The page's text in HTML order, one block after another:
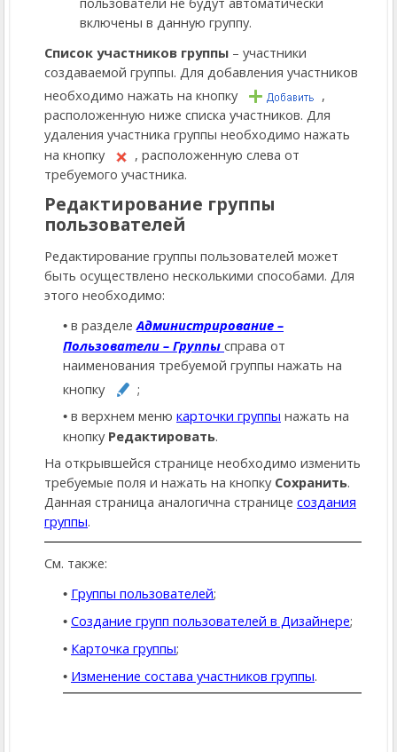
включены в данную группу.
Список участников группы – участники
создаваемой группы. Для добавления участников
необходимо нажать на кнопку
,
расположенную ниже списка участников. Для
удаления участника группы необходимо нажать
на кнопку
, расположенную слева от
требуемого участника.
Редактирование группы
пользователей
Редактирование группы пользователей может
быть осуществлено несколькими способами. Для
этого необходимо:
в разделеАдминистрирование –
Пользователи – Группы справа от
наименования требуемой группы нажать на
кнопку
;
в верхнем меню карточки группы нажать на
кнопку Редактировать.
На открывшейся странице необходимо изменить
требуемые поля и нажать на кнопку Сохранить.
Данная страница аналогична странице создания
группы.
См. также:
Группы пользователей;
Создание групп пользователей в Дизайнере;
Карточка группы;
Изменение состава участников группы.